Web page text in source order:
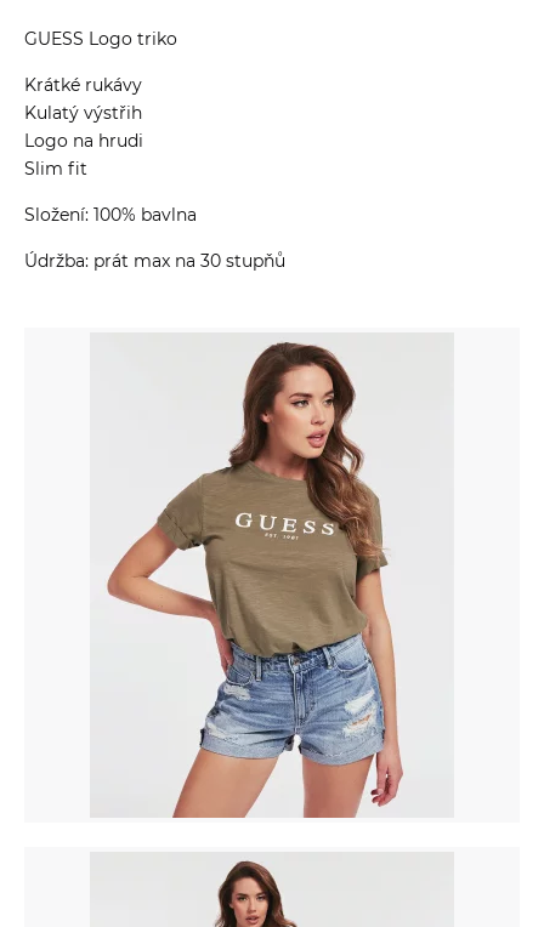
GUESS Logo triko
Krátké rukávy
Kulatý výstřih
Logo na hrudi
Slim fit
Složení: 100% bavlna
Údržba: prát max na 30 stupňů